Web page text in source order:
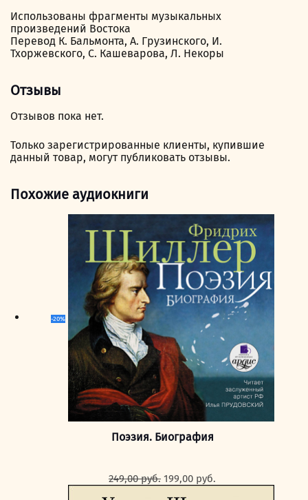
Использованы фрагменты музыкальных
произведений Востока
Перевод К. Бальмонта, А. Грузинского, И.
Тхоржевского, С. Кашеварова, Л. Некоры
Отзывы
Отзывов пока нет.
Только зарегистрированные клиенты, купившие
данный товар, могут публиковать отзывы.
Похожие аудиокниги
-20%
Поэзия. Биография
249,00руб. Первоначальная
цена
199,00 руб.
цена: